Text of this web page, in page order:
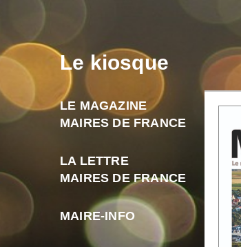
Le kiosque
LE MAGAZINE
MAIRES DE FRANCE
LA LETTRE
MAIRES DE FRANCE
MAIRE-INFO